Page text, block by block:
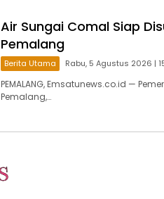
Air Sungai Comal Siap
Pemalang
Berita Utama Rabu, 5 Agustus 2026 |
PEMALANG, Emsatunews.co.id —
Pemalang,…